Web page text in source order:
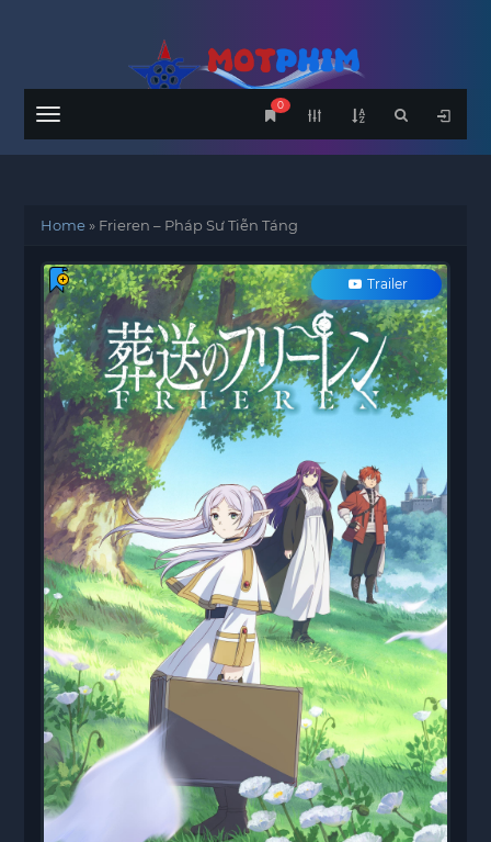
Menu
0
Home» Frieren – Pháp Sư Tiễn Táng
Trailer